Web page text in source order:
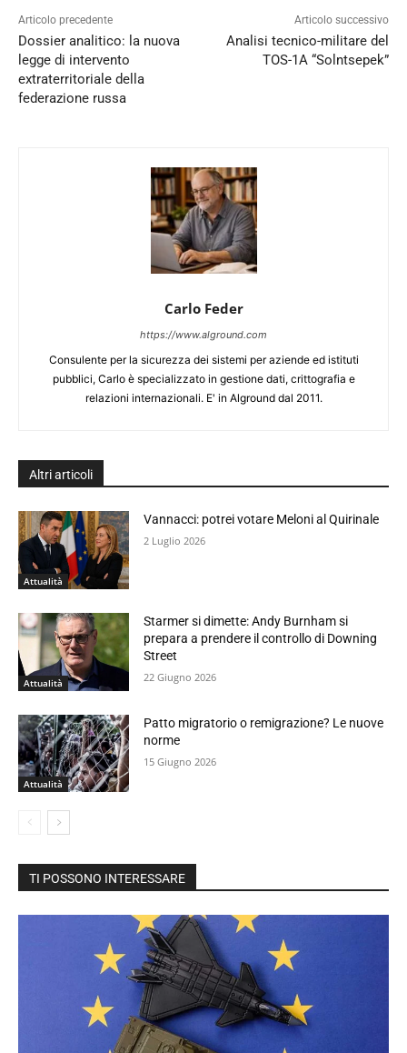
Articolo precedente
Dossier analitico: la nuova
legge di intervento
extraterritoriale della
federazione russa
Articolo successivo
Analisi tecnico-militare del
TOS-1A “Solntsepek”
Carlo Feder
https://www.alground.com
Consulente per la sicurezza dei sistemi per aziende ed istituti
pubblici, Carlo è specializzato in gestione dati, crittografia e
relazioni internazionali. E' in Alground dal 2011.
Altri articoli
Attualità
Vannacci: potrei votare Meloni al Quirinale
2 Luglio 2026
Attualità
Starmer si dimette: Andy Burnham si
prepara a prendere il controllo di Downing
Street
22 Giugno 2026
Attualità
Patto migratorio o remigrazione? Le nuove
norme
15 Giugno 2026
TI POSSONO INTERESSARE